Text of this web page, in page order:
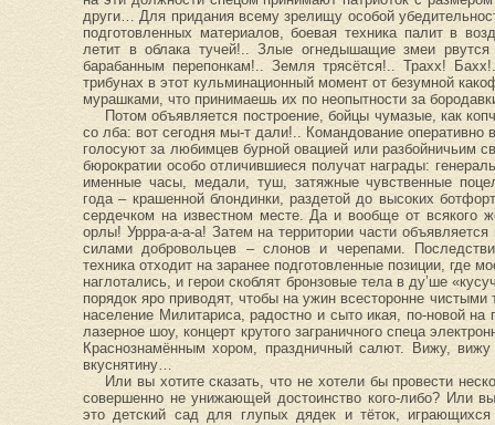
други… Для придания всему зрелищу особой
подготовленных материалов, боевая техника палит в
летит в облака тучей!.. Злые огнедышащие змеи
барабанным перепонкам!.. Земля трясётся!.. Трахх!
трибунах в этот кульминационный момент от безумной
мурашками, что принимаешь их по неопытности за
Потом объявляется построение, бойцы чумазые, как
со лба: вот сегодня мы-т дали!.. Командование оперативно
голосуют за любимцев бурной овацией или разбойничьим
бюрократии особо отличившиеся получат награды:
именные часы, медали, туш, затяжные чувственные
года – крашенной блондинки, раздетой до высоких
сердечком на известном месте. Да и вообще от всякого
орлы! Уррра-а-а-а! Затем на территории части
силами добровольцев – слонов и черепами.
техника отходит на заранее подготовленные позиции, где
наглотались, и герои скоблят бронзовые тела в ду’ше
порядок яро приводят, чтобы на ужин всесторонне
население Милитариса, радостно и сыто икая, по-новой на
лазерное шоу, концерт крутого заграничного спеца
Краснознамённым хором, праздничный салют. Вижу,
вкуснятину…
Или вы хотите сказать, что не хотели бы провести
совершенно не унижающей достоинство кого-либо? Или
это детский сад для глупых дядек и тёток,